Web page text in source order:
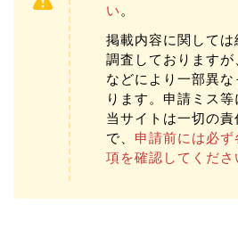
い 。
掲載内容に関して
調査しております
などにより一部異
ります。申請ミス
当サイトは一切の
で、 申請前には必
項を確認してくださ